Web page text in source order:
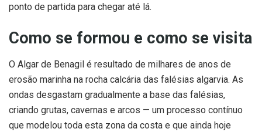
ponto de partida para chegar até lá.
Como se formou e como se visita
O Algar de Benagil é resultado de milhares de anos de
erosão marinha na rocha calcária das falésias algarvia. As
ondas desgastam gradualmente a base das falésias,
criando grutas, cavernas e arcos — um processo contínuo
que modelou toda esta zona da costa e que ainda hoje